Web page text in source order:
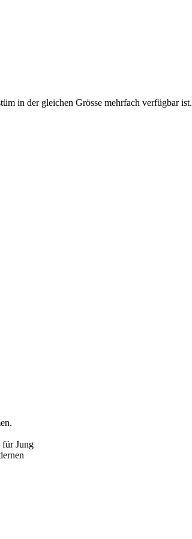
in der gleichen Grösse mehrfach verfügbar ist.
für Jung